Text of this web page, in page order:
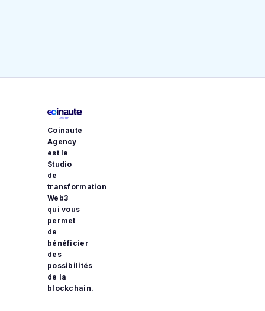
Coinaute
Agency
est le
Studio
de
transformation
Web3
qui vous
permet
de
bénéficier
des
possibilités
de la
blockchain.